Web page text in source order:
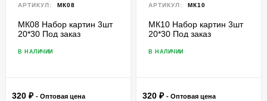
АРТИКУЛ: МК08
МК08 Набор картин 3шт
20*30 Под заказ
В НАЛИЧИИ
320 ₽ - Оптовая цена
АРТИКУЛ: МК10
МК10 Набор картин 3шт
20*30 Под заказ
В НАЛИЧИИ
320 ₽ - Оптовая цена